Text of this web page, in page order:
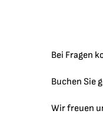
Bei Fragen
Buchen Sie
Wir freuen